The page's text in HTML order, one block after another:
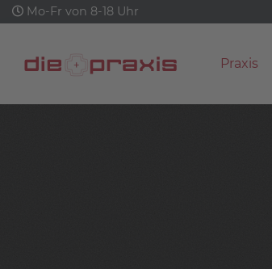
Mo-Fr von 8-18 Uhr
Praxis